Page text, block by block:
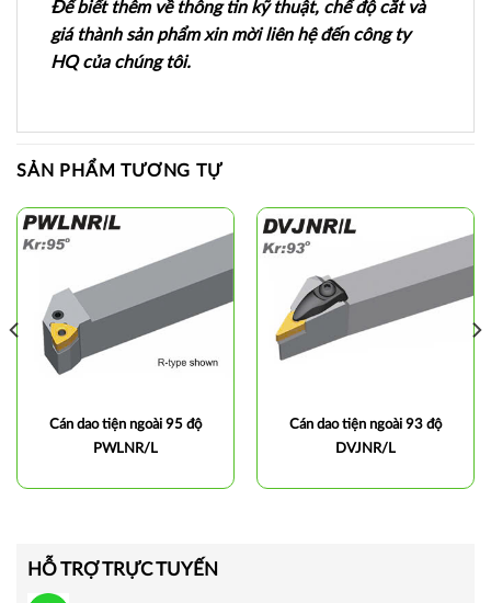
Để biết thêm về thông tin kỹ thuật, chế độ cắt và
giá thành sản phẩm xin mời liên hệ đến công ty
HQ của chúng tôi.
SẢN PHẨM TƯƠNG TỰ
Cán dao tiện ngoài 95 độ
PWLNR/L
Cán dao tiện ngoài 93 độ
DVJNR/L
HỖ TRỢ TRỰC TUYẾN